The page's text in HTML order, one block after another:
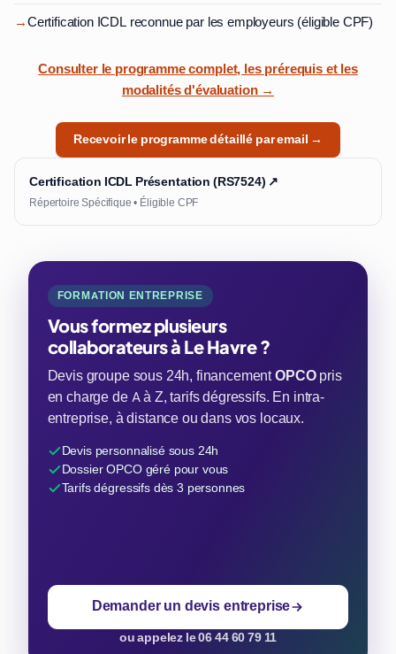
→Certification ICDL reconnue par les employeurs (éligible CPF)
Consulter le programme complet, les prérequis et les
modalités d'évaluation →
Recevoir le programme détaillé par email →
Certification ICDL Présentation (RS7524) ↗
Répertoire Spécifique • Éligible CPF
FORMATION ENTREPRISE
Vous formez plusieurs
collaborateurs à Le Havre ?
Devis groupe sous 24h, financementOPCOpris
en charge de A à Z, tarifs dégressifs. En intra-
entreprise, à distance ou dans vos locaux.
Devis personnalisé sous 24h
Dossier OPCO géré pour vous
Tarifs dégressifs dès 3 personnes
Demander un devis entreprise
ou appelez le 06 44 60 79 11